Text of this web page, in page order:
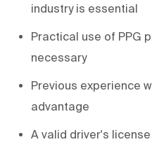
industry is essential
Practical use of PPG
necessary
Previous experience
advantage
A valid driver's